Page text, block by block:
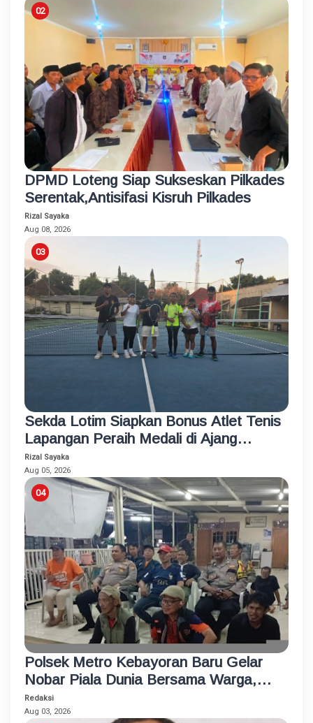
DPMD Loteng Siap Sukseskan Pilkades
Serentak,Antisifasi Kisruh Pilkades
Rizal Sayaka
Aug 08, 2026
Sekda Lotim Siapkan Bonus Atlet Tenis
Lapangan Peraih Medali di Ajang
Porprov
Rizal Sayaka
Aug 05, 2026
Polsek Metro Kebayoran Baru Gelar
Nobar Piala Dunia Bersama Warga,
Pererat Silaturahmi dan Jaga
Kamtibmas
Redaksi
Aug 03, 2026